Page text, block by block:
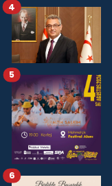
4
5
6